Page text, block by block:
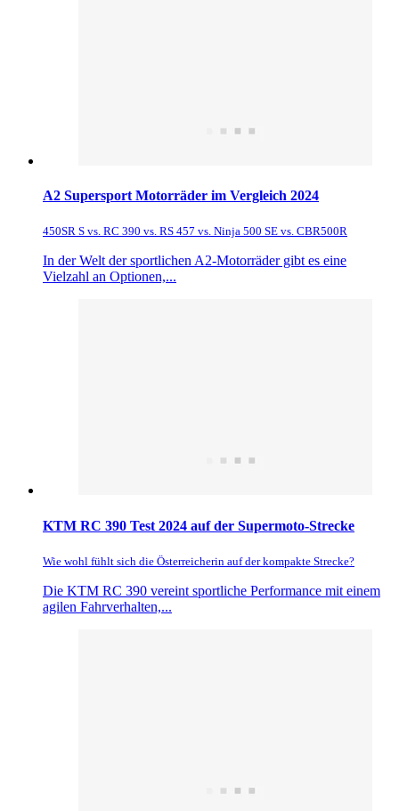
A2 Supersport Motorräder im Vergleich 2024
450SR S vs. RC 390 vs. RS 457 vs. Ninja 500 SE vs. CBR500R
In der Welt der sportlichen A2-Motorräder gibt es eine
Vielzahl an Optionen,...
KTM RC 390 Test 2024 auf der Supermoto-Strecke
Wie wohl fühlt sich die Österreicherin auf der kompakte Strecke?
Die KTM RC 390 vereint sportliche Performance mit einem
agilen Fahrverhalten,...